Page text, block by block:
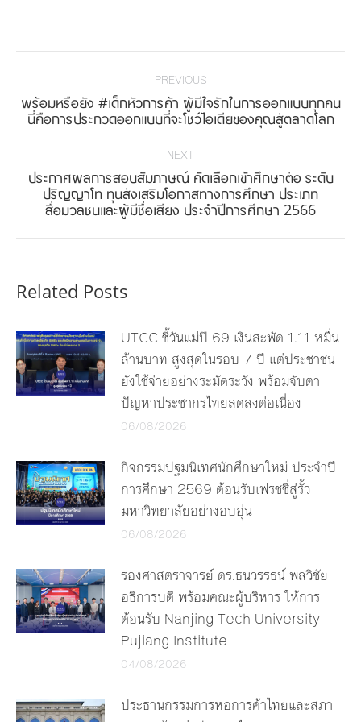
PREVIOUS
Previous
post:
พร้อมหรือยัง #เด็กหัวการค้า ผู้มีใจรักในการออกแบบทุกคน
นี่คือการประกวดออกแบบที่จะโชว์ไอเดียของคุณสู่ตลาดโลก
NEXT
Next
post:
ประกาศผลการสอบสัมภาษณ์ คัดเลือกเข้าศึกษาต่อ ระดับ
ปริญญาโท ทุนส่งเสริมโอกาสทางการศึกษา ประเภท
สื่อมวลชนและผู้มีชื่อเสียง ประจำปีการศึกษา 2566
Related Posts
UTCC ชี้วันแม่ปี 69 เงินสะพัด 1.11 หมื่น
ล้านบาท สูงสุดในรอบ 7 ปี แต่ประชาชน
ยังใช้จ่ายอย่างระมัดระวัง พร้อมจับตา
ปัญหาประชากรไทยลดลงต่อเนื่อง
06/08/2026
กิจกรรมปฐมนิเทศนักศึกษาใหม่ ประจำปี
การศึกษา 2569 ต้อนรับเฟรชชี่สู่รั้ว
มหาวิทยาลัยอย่างอบอุ่น
06/08/2026
รองศาสตราจารย์ ดร.ธนวรรธน์ พลวิชัย
อธิการบดี พร้อมคณะผู้บริหาร ให้การ
ต้อนรับ Nanjing Tech University
Pujiang Institute
04/08/2026
ประธานกรรมการหอการค้าไทยและสภา